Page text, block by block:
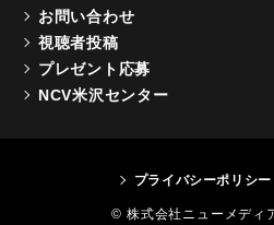
お問い合わせ
視聴者投稿
プレゼント応募
NCV米沢センター
プライバシーポリシー
© 株式会社ニューメディ